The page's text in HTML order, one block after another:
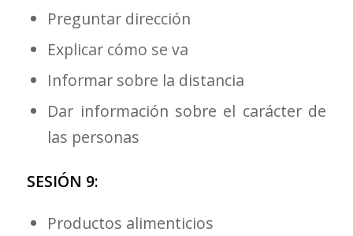
Preguntar dirección
Explicar cómo se va
Informar sobre la distancia
Dar información sobre el carácter de
las personas
SESIÓN 9:
Productos alimenticios